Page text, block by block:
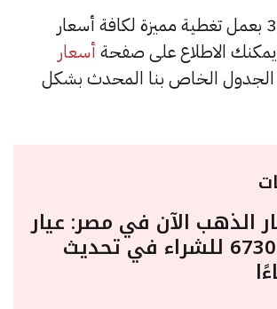
نقوم في مصر 365 بعمل تغطية مميزة لكافة أسعار
الاطلاع على صفحة أسعار
الجدول الخاص بنا المحدث بشكل
الذهب الآن في مصر: عيار
24 يسجل 6730 للشراء في تحديث